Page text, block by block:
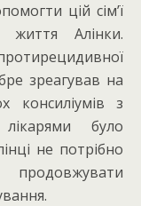
цій сім’ї
Алінки.
зреагував на
консиліумів з
було
не потрібно